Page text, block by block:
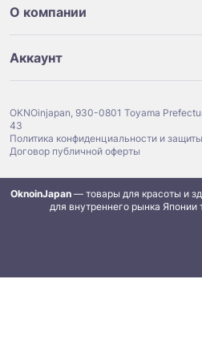
О компании
Аккаунт
OKNOinjapan, 930-0801 Toyama
43
Политика конфиденциальности и
Договор публичной оферты
OknoinJapan — товары для красоты и
для внутреннего рынка